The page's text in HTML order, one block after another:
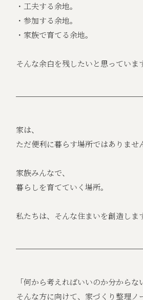
・工夫する余地。
・参加する余地。
・家族で育てる余地。
そんな余白を残したいと思っていま
家は、
ただ便利に暮らす場所ではありませ
家族みんなで、
暮らしを育てていく場所。
私たちは、そんな住まいを創造しま
「何から考えればいいのか分からな
そんな方に向けて、家づくり整理ノ